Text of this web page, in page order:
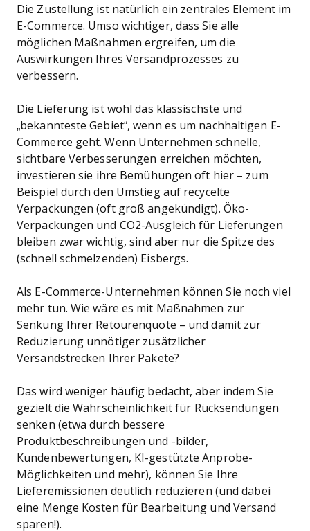
Die Zustellung ist natürlich ein zentrales Element im
E-Commerce. Umso wichtiger, dass Sie alle
möglichen Maßnahmen ergreifen, um die
Auswirkungen Ihres Versandprozesses zu
verbessern.
Die Lieferung ist wohl das klassischste und
„bekannteste Gebiet“, wenn es um nachhaltigen E-
Commerce geht. Wenn Unternehmen schnelle,
sichtbare Verbesserungen erreichen möchten,
investieren sie ihre Bemühungen oft hier – zum
Beispiel durch den Umstieg auf recycelte
Verpackungen (oft groß angekündigt). Öko-
Verpackungen und CO2-Ausgleich für Lieferungen
bleiben zwar wichtig, sind aber nur die Spitze des
(schnell schmelzenden) Eisbergs.
Als E-Commerce-Unternehmen können Sie noch viel
mehr tun. Wie wäre es mit Maßnahmen zur
Senkung Ihrer Retourenquote – und damit zur
Reduzierung unnötiger zusätzlicher
Versandstrecken Ihrer Pakete?
Das wird weniger häufig bedacht, aber indem Sie
gezielt die Wahrscheinlichkeit für Rücksendungen
senken (etwa durch bessere
Produktbeschreibungen und -bilder,
Kundenbewertungen, KI-gestützte Anprobe-
Möglichkeiten und mehr), können Sie Ihre
Lieferemissionen deutlich reduzieren (und dabei
eine Menge Kosten für Bearbeitung und Versand
sparen!).